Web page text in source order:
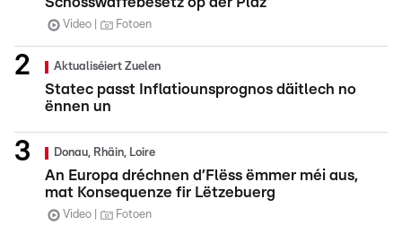
Video Fotoen
Aktualiséiert Zuelen
Statec passt Inflatiounsprognos däitlech no
ënnen un
Donau, Rhäin, Loire
An Europa dréchnen d’Flëss ëmmer méi aus,
mat Konsequenze fir Lëtzebuerg
Video Fotoen